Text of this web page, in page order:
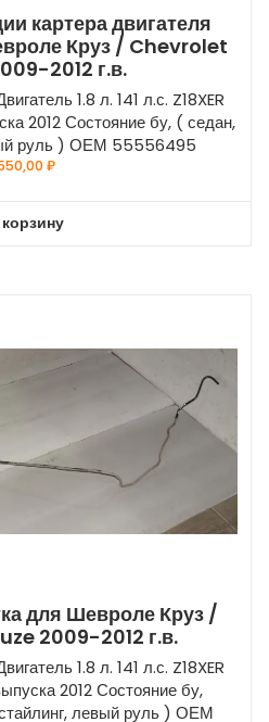
картера двигателя
Круз / Chevrolet
2012 г.в.
1.8 л. 141 л.с. Z18XER
2012 Состояние бу, ( седан,
руль ) ОЕМ 55556495
₽
для Шевроле Круз /
2009-2012 г.в.
1.8 л. 141 л.с. Z18XER
2012 Состояние бу,
левый руль ) ОЕМ